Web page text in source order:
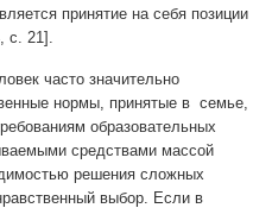
принятие на себя позиции
с. 21].
часто значительно
нормы, принятые в семье,
образовательных
средствами массой
решения сложных
выбор. Если в